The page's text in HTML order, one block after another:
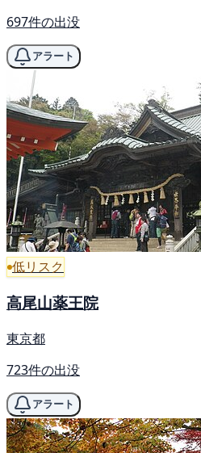
697件の出没
アラート
低リスク
高尾山薬王院
東京都
723件の出没
アラート